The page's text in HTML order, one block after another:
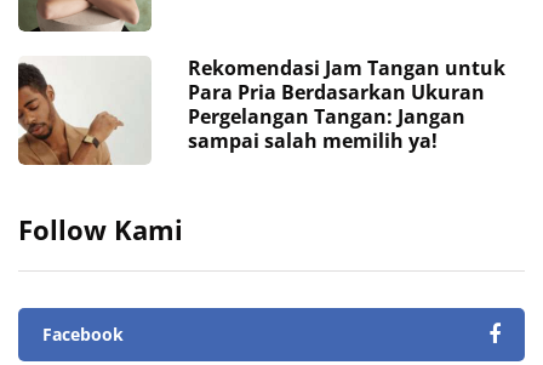
Rekomendasi Jam Tangan untuk
Para Pria Berdasarkan Ukuran
Pergelangan Tangan: Jangan
sampai salah memilih ya!
Follow Kami
Facebook